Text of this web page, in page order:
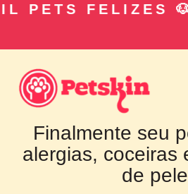
PETS FELIZES
Finalmente seu
alergias, coceiras
de